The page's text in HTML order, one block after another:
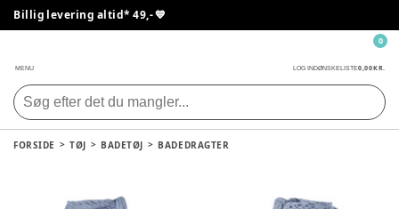
Billig levering altid* 49,- 💙
MENU LOG INDØNSKELISTE0,00 KR.
0
FORSIDE TØJ BADETØJ BADEDRAGTER